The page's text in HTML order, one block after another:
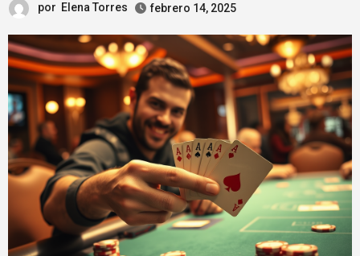
por Elena Torres febrero 14, 2025